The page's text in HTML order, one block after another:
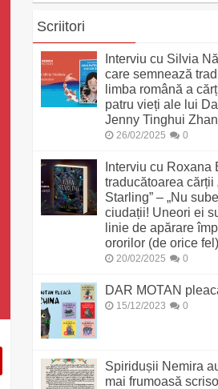
Scriitori
Interviu cu Silvia
care semnează
limba română a
patru vieți ale lui
Jenny Tinghui
26/02/2025 0
Interviu cu Roxana
traducătoarea cărții
Starling” – „Nu
ciudații! Uneori ei
linie de apărare
ororilor (de orice
20/02/2025 0
DAR MOTAN
15/12/2023 0
Spiridușii Nemira
mai frumoasă